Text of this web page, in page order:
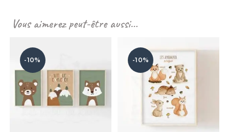
Vous aimerez peut-être aussi…
-10% -10%